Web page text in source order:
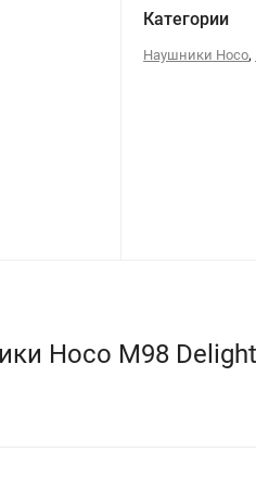
Категории
Наушники Hoco,
Hoco M98